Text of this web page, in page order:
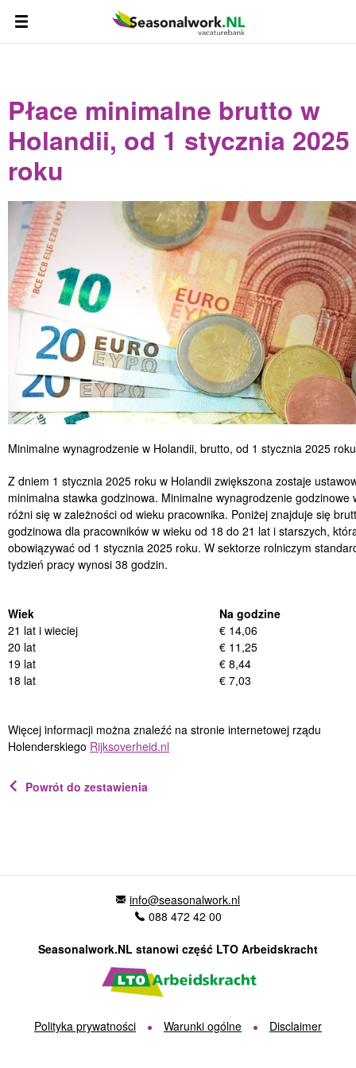
Płace minimalne brutto w
Holandii, od 1 stycznia 2025
roku
Minimalne wynagrodzenie w Holandii, brutto, od 1 stycznia 2025
Z dniem 1 stycznia 2025 roku w Holandii zwiększona zostaje
minimalna stawka godzinowa. Minimalne wynagrodzenie godzinowe
różni się w zależności od wieku pracownika. Poniżej znajduje się
godzinowa dla pracowników w wieku od 18 do 21 lat i starszych,
obowiązywać od 1 stycznia 2025 roku. W sektorze rolniczym
tydzień pracy wynosi 38 godzin.
Wiek
Na godzine
21 lat i wieciej
€ 14,06
20 lat
€ 11,25
19 lat
€ 8,44
18 lat
€ 7,03
Więcej informacji można znaleźć na stronie internetowej rządu
Holenderskiego Rijksoverheid.nl
Powrót do zestawienia
info@seasonalwork.nl
088 472 42 00
Seasonalwork.NL stanowi część LTO Arbeidskracht
Polityka prywatności Warunki ogólne Disclaimer